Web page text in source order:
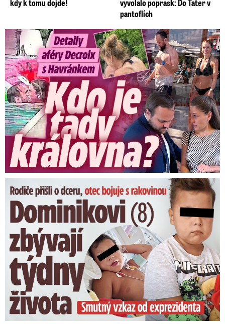
kdy k tomu dojde!
vyvolalo poprask: Do Tater v
pantoflích
Detaily aféry Decroix s Havránkem: Kdo je tady královna?
Dominikovi (8) zbývají týdny života: Vzkaz od exprezidenta